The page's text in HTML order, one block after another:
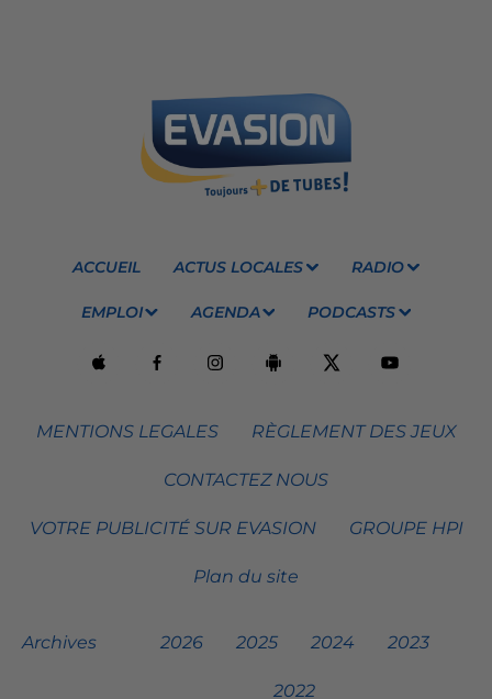
ACCUEIL ACTUS LOCALES RADIO
EMPLOI AGENDA PODCASTS
MENTIONS LEGALES RÈGLEMENT DES JEUX
CONTACTEZ NOUS
VOTRE PUBLICITÉ SUR EVASION GROUPE HPI
Plan du site
Archives 2026 2025 2024 2023
2022